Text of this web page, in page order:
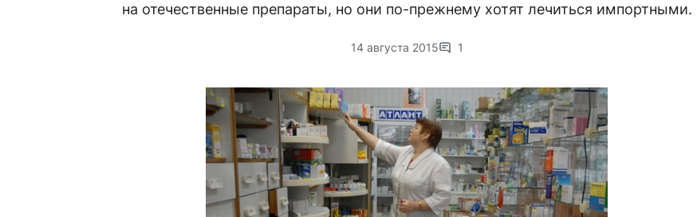
на отечественные препараты, но они по-прежнему хотят лечиться импортными.
14 августа 2015 1